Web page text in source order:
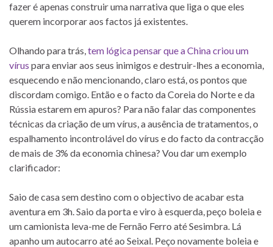
fazer é apenas construir uma narrativa que liga o que eles
querem incorporar aos factos já existentes.
Olhando para trás,tem lógica pensar que a China criou um
vírus para enviar aos seus inimigos e destruir-lhes a economia,
esquecendo e não mencionando, claro está, os pontos que
discordam comigo. Então e o facto da Coreia do Norte e da
Rússia estarem em apuros? Para não falar das componentes
técnicas da criação de um vírus, a ausência de tratamentos, o
espalhamento incontrolável do vírus e do facto da contracção
de mais de 3% da economia chinesa? Vou dar um exemplo
clarificador:
Saio de casa sem destino com o objectivo de acabar esta
aventura em 3h. Saio da porta e viro à esquerda, peço boleia e
um camionista leva-me de Fernão Ferro até Sesimbra. Lá
apanho um autocarro até ao Seixal. Peço novamente boleia e